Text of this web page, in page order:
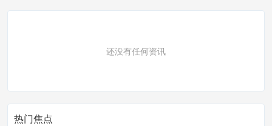
还没有任何资讯
热门焦点